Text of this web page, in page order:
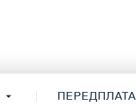
ПЕРЕДПЛАТА